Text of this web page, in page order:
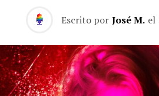
Escrito por José M. el